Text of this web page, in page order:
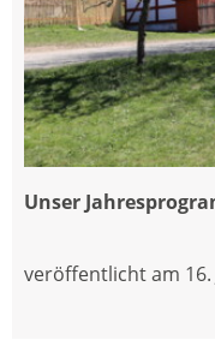
Unser
veröffentlicht am 16.